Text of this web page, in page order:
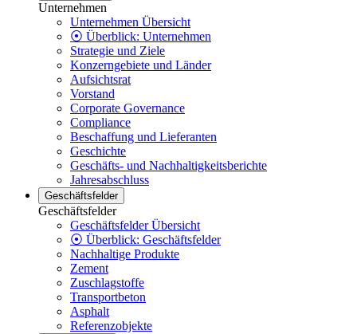
Unternehmen
Unternehmen Übersicht
⦿ Überblick: Unternehmen
Strategie und Ziele
Konzerngebiete und Länder
Aufsichtsrat
Vorstand
Corporate Governance
Compliance
Beschaffung und Lieferanten
Geschichte
Geschäfts- und Nachhaltigkeitsberichte
Jahresabschluss
Geschäftsfelder
Geschäftsfelder
Geschäftsfelder Übersicht
⦿ Überblick: Geschäftsfelder
Nachhaltige Produkte
Zement
Zuschlagstoffe
Transportbeton
Asphalt
Referenzobjekte